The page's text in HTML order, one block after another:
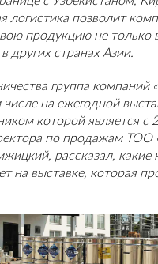
логистика позволит
продукцию не только
других странах Азии.
группа компаний
на ежегодной
которой является с
по продажам
рассказал, какие
на выставке, которая